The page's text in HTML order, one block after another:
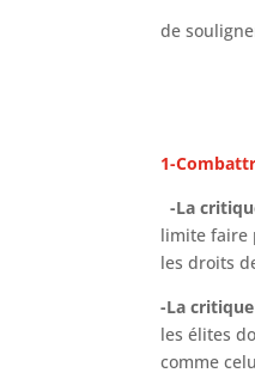
de
1-
-La
limite faire
les droits
-La
les élites
comme